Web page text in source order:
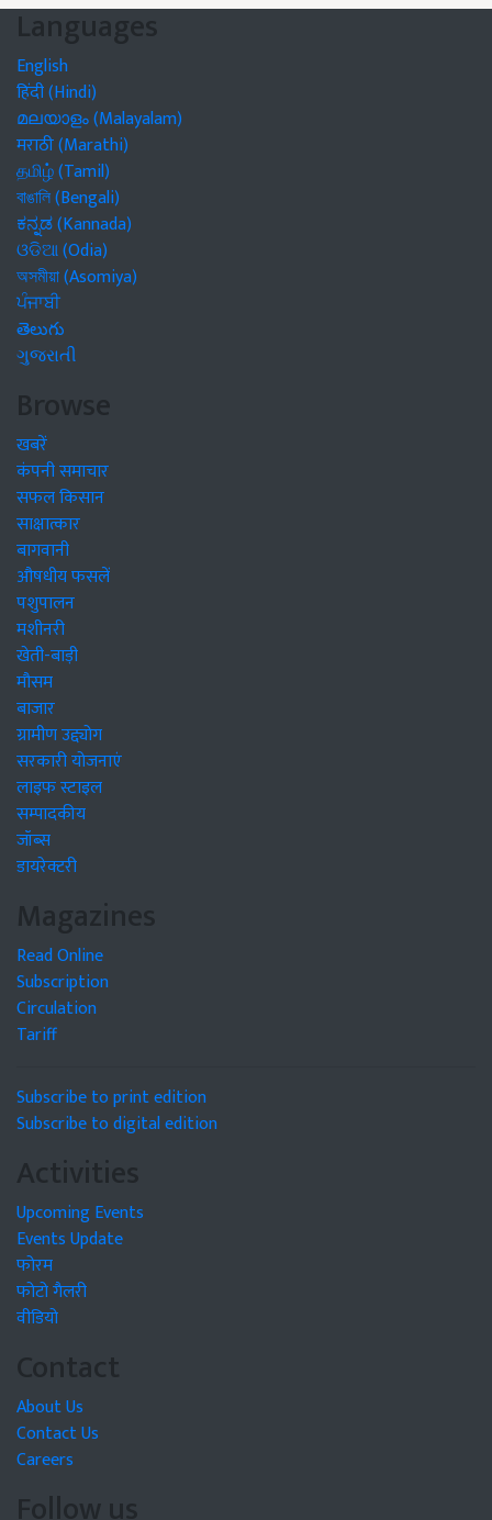
Languages
English
हिंदी (Hindi)
മലയാളം (Malayalam)
मराठी (Marathi)
தமிழ் (Tamil)
বাঙালি (Bengali)
ಕನ್ನಡ (Kannada)
ଓଡିଆ (Odia)
অসমীয়া (Asomiya)
ਪੰਜਾਬੀ
తెలుగు
ગુજરાતી
Browse
खबरें
कंपनी समाचार
सफल किसान
साक्षात्कार
बागवानी
औषधीय फसलें
पशुपालन
मशीनरी
खेती-बाड़ी
मौसम
बाजार
ग्रामीण उद्द्योग
सरकारी योजनाएं
लाइफ स्टाइल
सम्पादकीय
जॉब्स
डायरेक्टरी
Magazines
Read Online
Subscription
Circulation
Tariff
Subscribe to print edition
Subscribe to digital edition
Activities
Upcoming Events
Events Update
फोरम
फोटो गैलरी
वीडियो
Contact
About Us
Contact Us
Careers